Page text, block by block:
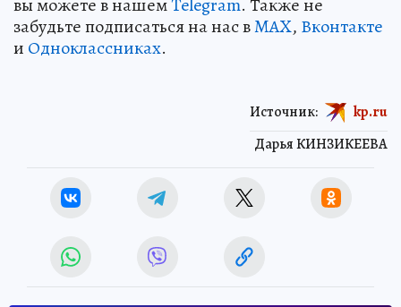
вы можете в нашемTelegram. Также не
забудьте подписаться на нас вMAX, Вконтакте
и Одноклассниках.
Дарья КИНЗИКЕЕВА
Источник: kp.ru